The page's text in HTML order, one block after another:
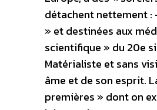
détachent nettement :
» et destinées aux
scientifique » du 20e
Matérialiste et sans
âme et de son esprit.
premières » dont on